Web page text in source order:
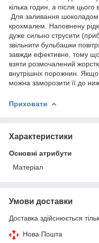
кілька годин, а після
Для заливання
крохмалем. Наповнену
дуже сильно струсити
звільнити бульбашки
завжди ефективне, тому
взяти розмочалений
внутрішніх порожнин. Якщо
можна заморозити її до
Приховати
Характеристики
Основні атрибути
Матеріал
Умови доставки
Доставка здійснюється
Нова Пошта